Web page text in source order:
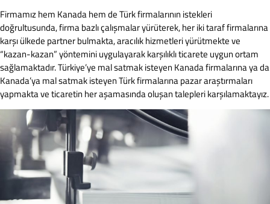
Firmamız hem Kanada hem de Türk firmalarının istekleri
doğrultusunda, firma bazlı çalışmalar yürüterek, her iki taraf firmalarına
karşı ülkede partner bulmakta, aracılık hizmetleri yürütmekte ve
“kazan-kazan” yöntemini uygulayarak karşılıklı ticarete uygun ortam
sağlamaktadır. Türkiye’ye mal satmak isteyen Kanada firmalarına ya da
Kanada’ya mal satmak isteyen Türk firmalarına pazar araştırmaları
yapmakta ve ticaretin her aşamasında oluşan talepleri karşılamaktayız.